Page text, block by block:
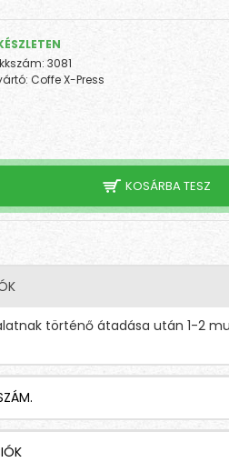
3081
Coffe X-Press
KOSÁRBA TESZ
történő átadása után 1-2